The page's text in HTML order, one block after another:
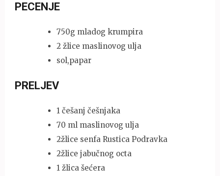
PECENJE
750g mladog krumpira
2 žlice maslinovog ulja
sol,papar
PRELJEV
1 češanj češnjaka
70 ml maslinovog ulja
2žlice senfa Rustica Podravka
2žlice jabučnog octa
1 žlica šećera